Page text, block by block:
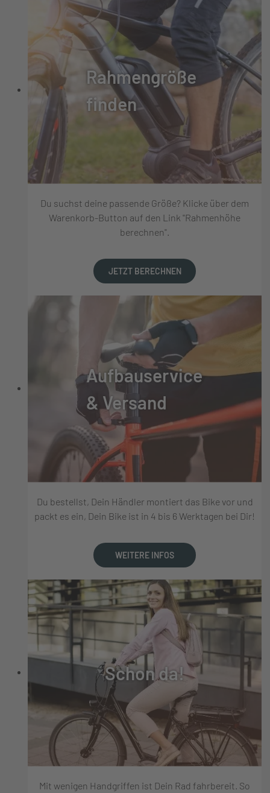
Rahmengröße
finden
Du suchst deine passende Größe? Klicke über dem
Warenkorb-Button auf den Link "Rahmenhöhe
berechnen".
JETZT BERECHNEN
Aufbauservice
& Versand
Du bestellst, Dein Händler montiert das Bike vor und
packt es ein, Dein Bike ist in 4 bis 6 Werktagen bei Dir!
WEITERE INFOS
Schon da!
Mit wenigen Handgriffen ist Dein Rad fahrbereit. So